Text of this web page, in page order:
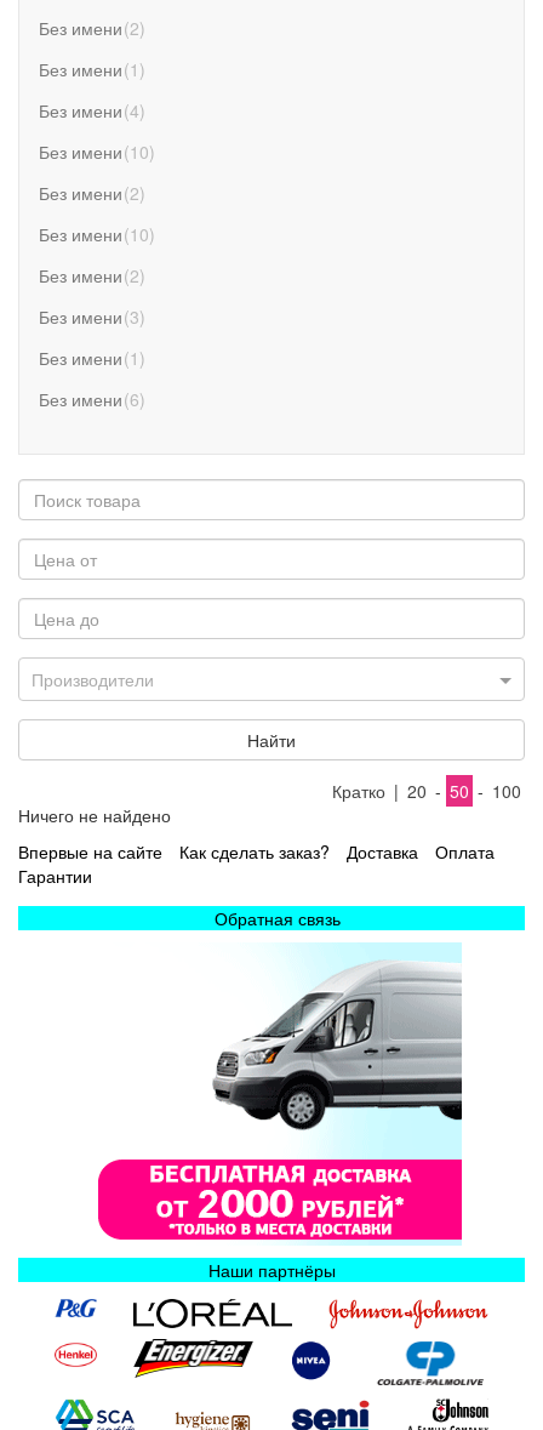
Без имени(2)
Без имени(1 )
Без имени(4)
Без имени(10)
Без имени(2)
Без имени(10)
Без имени(2)
Без имени(3)
Без имени(1 )
Без имени(6)
Производители
Найти
Кратко | 20 - 50 - 100
Ничего не найдено
Впервые на сайте
Как сделать заказ? Доставка
Оплата
Гарантии
Обратная связь
Наши партнёры